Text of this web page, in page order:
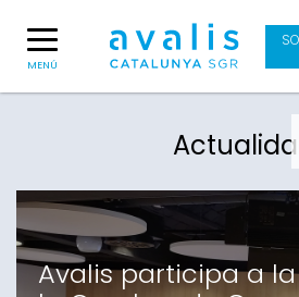
MENÚ
Avalis participa a